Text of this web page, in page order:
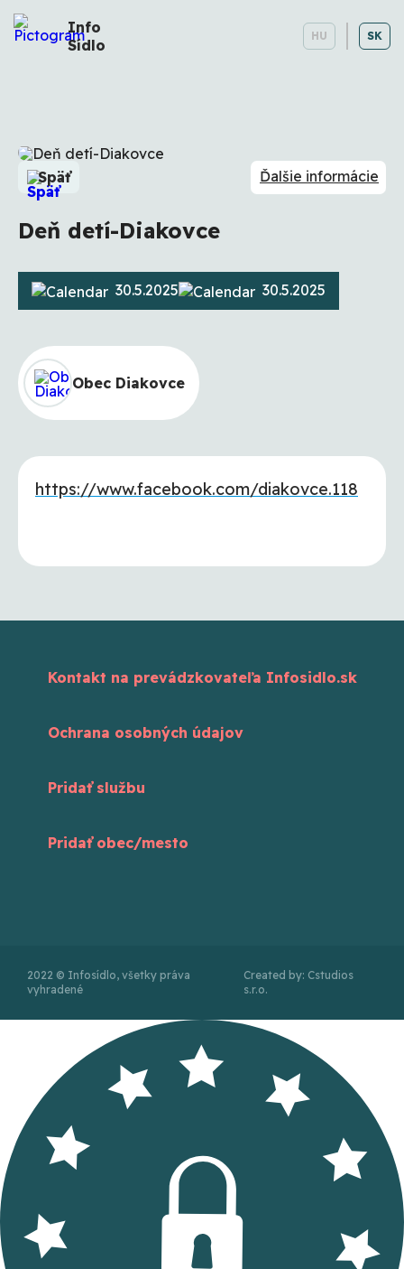
Info
Sídlo
HU SK
Späť Ďalšie informácie
Deň detí-Diakovce
30.5.2025 30.5.2025
Obec Diakovce
https://www.facebook.com/diakovce.118
Kontakt na prevádzkovateľa Infosidlo.sk
Ochrana osobných údajov
Pridať službu
Pridať obec/mesto
2022 © Infosídlo, všetky práva
vyhradené
Created by: Cstudios
s.r.o.